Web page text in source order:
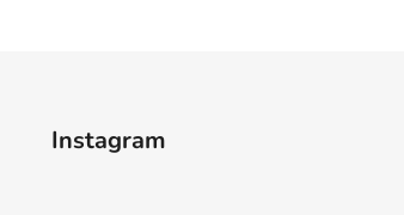
Instagram